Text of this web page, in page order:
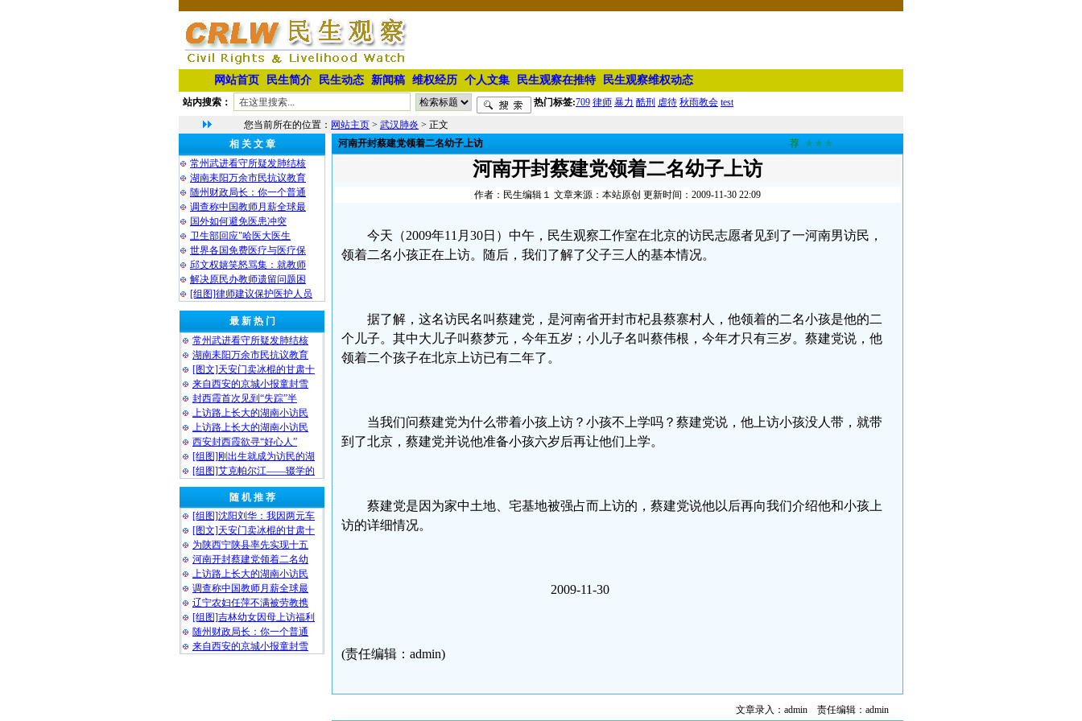
网站首页 民生简介 民生动态 新闻稿 维权经历 个人文集 民生观察在推特 民生观察维权动态
站内搜索： 热门标签:709 律师 暴力 酷刑 虐待 秋雨教会 test
您当前所在的位置： 网站主页 > 武汉肺炎 > 正文
相 关 文 章
常州武进看守所疑发肺结核
湖南耒阳万余市民抗议教育
随州财政局长：你一个普通
调查称中国教师月薪全球最
国外如何避免医患冲突
卫生部回应"哈医大医生
世界各国免费医疗与医疗保
邱文权嬉笑怒骂集：就教师
解决原民办教师遗留问题困
[组图]律师建议保护医护人员
最 新 热 门
常州武进看守所疑发肺结核
湖南耒阳万余市民抗议教育
[图文]天安门卖冰棍的甘肃十
来自西安的京城小报童封雪
封西霞首次见到“失踪”半
上访路上长大的湖南小访民
上访路上长大的湖南小访民
西安封西霞欲寻“好心人”
[组图]刚出生就成为访民的湖
[组图]艾克帕尔江——辍学的
随 机 推 荐
[组图]沈阳刘华：我因两元车
[图文]天安门卖冰棍的甘肃十
为陕西宁陕县率先实现十五
河南开封蔡建党领着二名幼
上访路上长大的湖南小访民
调查称中国教师月薪全球最
辽宁农妇任萍不满被劳教携
[组图]吉林幼女因母上访福利
随州财政局长：你一个普通
来自西安的京城小报童封雪
河南开封蔡建党领着二名幼子上访 荐 ★★★
河南开封蔡建党领着二名幼子上访
作者：民生编辑１ 文章来源：本站原创 更新时间：2009-11-30 22:09
今天（2009年11月30日）中午，民生观察工作室在北京的访民志愿者见到了一河南男访民，
领着二名小孩正在上访。随后，我们了解了父子三人的基本情况。
据了解，这名访民名叫蔡建党，是河南省开封市杞县蔡寨村人，他领着的二名小孩是他的二
个儿子。其中大儿子叫蔡梦元，今年五岁；小儿子名叫蔡伟根，今年才只有三岁。蔡建党说，他
领着二个孩子在北京上访已有二年了。
当我们问蔡建党为什么带着小孩上访？小孩不上学吗？蔡建党说，他上访小孩没人带，就带
到了北京，蔡建党并说他准备小孩六岁后再让他们上学。
蔡建党是因为家中土地、宅基地被强占而上访的，蔡建党说他以后再向我们介绍他和小孩上
访的详细情况。
2009-11-30
(责任编辑：admin)
文章录入：admin 责任编辑：admin